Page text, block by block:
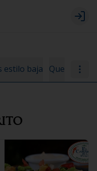
Login
Tacos estilo baja Quesadillas